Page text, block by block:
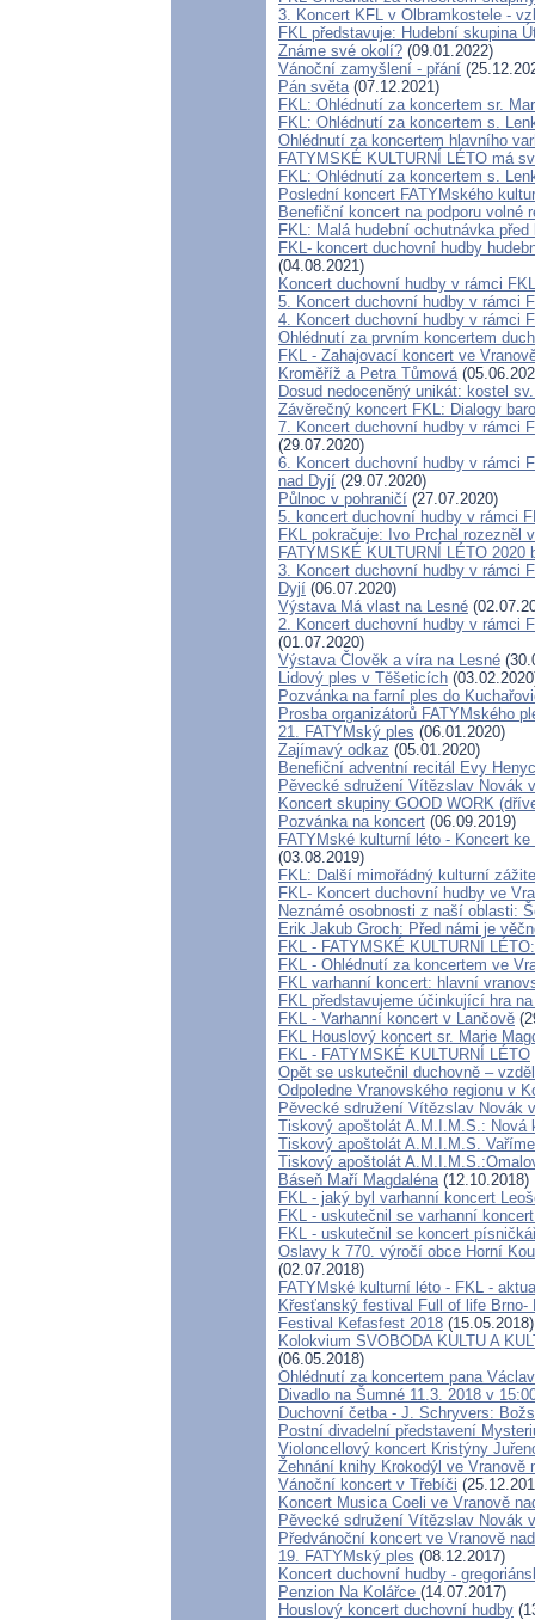
3. Koncert KFL v Olbramkostele -
FKL představuje: Hudební skupina
Známe své okolí? (09.01.2022)
Vánoční zamyšlení - přání
Pán světa(07.12.2021)
FKL: Ohlédnutí za koncertem sr.
FKL: Ohlédnutí za koncertem s.
Ohlédnutí za koncertem hlavního
FATYMSKÉ KULTURNÍ LÉTO má
FKL: Ohlédnutí za koncertem s.
Poslední koncert FATYMského
Benefiční koncert na podporu volné
FKL: Malá hudební ochutnávka
FKL- koncert duchovní hudby
(04.08.2021)
Koncert duchovní hudby v rámci
5. Koncert duchovní hudby v rámci
4. Koncert duchovní hudby v rámci
Ohlédnutí za prvním koncertem
FKL - Zahajovací koncert ve
Kroměříž a Petra Tůmová
Dosud nedoceněný unikát: kostel
Závěrečný koncert FKL: Dialogy
7. Koncert duchovní hudby v rámci
(29.07.2020)
6. Koncert duchovní hudby v rámci
nad Dyjí (29.07.2020)
Půlnoc v pohraničí (27.07.2020)
5. koncert duchovní hudby v rámci
FKL pokračuje: Ivo Prchal rozezněl
FATYMSKÉ KULTURNÍ LÉTO 2020
3. Koncert duchovní hudby v rámci
Dyjí (06.07.2020)
Výstava Má vlast na Lesné
2. Koncert duchovní hudby v rámci
(01.07.2020)
Výstava Člověk a víra na Lesné
Lidový ples v Těšeticích
Pozvánka na farní ples do
Prosba organizátorů FATYMského
21. FATYMský ples (06.01.2020)
Zajímavý odkaz (05.01.2020)
Benefiční adventní recitál Evy
Pěvecké sdružení Vítězslav Novák
Koncert skupiny GOOD WORK
Pozvánka na koncert (06.09.2019)
FATYMské kulturní léto - Koncert
(03.08.2019)
FKL: Další mimořádný kulturní
FKL- Koncert duchovní hudby ve
Neznámé osobnosti z naší oblasti:
Erik Jakub Groch: Před námi je
FKL - FATYMSKÉ KULTURNÍ
FKL - Ohlédnutí za koncertem ve
FKL varhanní koncert: hlavní
FKL představujeme účinkující hra
FKL - Varhanní koncert v Lančově
FKL Houslový koncert sr. Marie
FKL - FATYMSKÉ KULTURNÍ LÉTO
Opět se uskutečnil duchovně –
Odpoledne Vranovského regionu v
Pěvecké sdružení Vítězslav Novák
Tiskový apoštolát A.M.I.M.S.: Nová
Tiskový apoštolát A.M.I.M.S.
Tiskový apoštolát
Báseň Maří Magdaléna(12.10.2018)
FKL - jaký byl varhanní koncert
FKL - uskutečnil se varhanní
FKL - uskutečnil se koncert
Oslavy k 770. výročí obce Horní
(02.07.2018)
FATYMské kulturní léto - FKL -
Křesťanský festival Full of life Brno-
Festival Kefasfest 2018 (15.05.2018)
Kolokvium SVOBODA KULTU A
(06.05.2018)
Ohlédnutí za koncertem pana
Divadlo na Šumné 11.3. 2018 v
Duchovní četba - J. Schryvers:
Postní divadelní představení
Violoncellový koncert Kristýny
Žehnání knihy Krokodýl ve Vranově
Vánoční koncert v Třebíči
Koncert Musica Coeli ve Vranově
Pěvecké sdružení Vítězslav Novák
Předvánoční koncert ve Vranově
19. FATYMský ples (08.12.2017)
Koncert duchovní hudby -
Penzion Na Kolářce (14.07.2017)
Houslový koncert duchovní hudby